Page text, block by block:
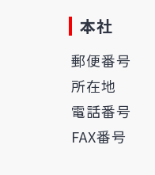
本社
郵便番号
所在地
電話番号
FAX番号